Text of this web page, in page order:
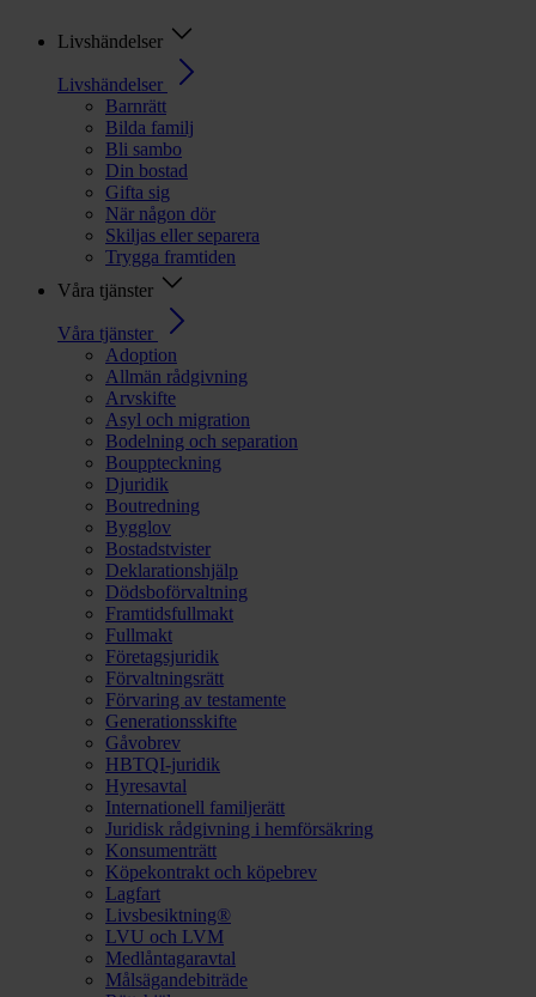
Livshändelser
Livshändelser
Barnrätt
Bilda familj
Bli sambo
Din bostad
Gifta sig
När någon dör
Skiljas eller separera
Trygga framtiden
Våra tjänster
Våra tjänster
Adoption
Allmän rådgivning
Arvskifte
Asyl och migration
Bodelning och separation
Bouppteckning
Djuridik
Boutredning
Bygglov
Bostadstvister
Deklarationshjälp
Dödsboförvaltning
Framtidsfullmakt
Fullmakt
Företagsjuridik
Förvaltningsrätt
Förvaring av testamente
Generationsskifte
Gåvobrev
HBTQI-juridik
Hyresavtal
Internationell familjerätt
Juridisk rådgivning i hemförsäkring
Konsumenträtt
Köpekontrakt och köpebrev
Lagfart
Livsbesiktning®
LVU och LVM
Medlåntagaravtal
Målsägandebiträde